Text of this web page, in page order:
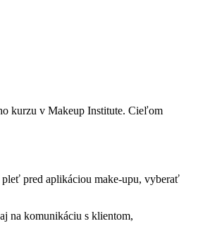
kurzu v Makeup Institute. Cieľom
pred aplikáciou make-upu, vyberať
na komunikáciu s klientom,